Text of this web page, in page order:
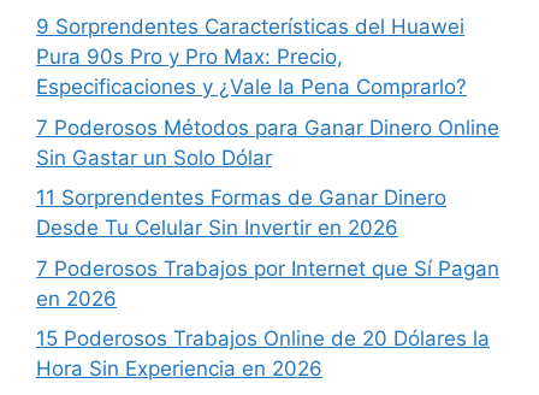
9 Sorprendentes Características del Huawei
Pura 90s Pro y Pro Max: Precio,
Especificaciones y ¿Vale la Pena Comprarlo?
7 Poderosos Métodos para Ganar Dinero Online
Sin Gastar un Solo Dólar
11 Sorprendentes Formas de Ganar Dinero
Desde Tu Celular Sin Invertir en 2026
7 Poderosos Trabajos por Internet que Sí Pagan
en 2026
15 Poderosos Trabajos Online de 20 Dólares la
Hora Sin Experiencia en 2026